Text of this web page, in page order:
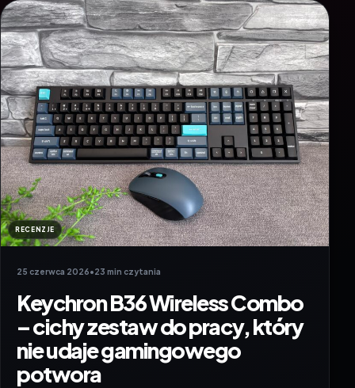
RECENZJE
25 czerwca 2026•23 min czytania
Keychron B36 Wireless Combo
– cichy zestaw do pracy, który
nie udaje gamingowego
potwora